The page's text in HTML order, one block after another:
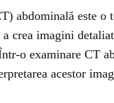
abdominală este o
crea imagini
o examinare CT
acestor